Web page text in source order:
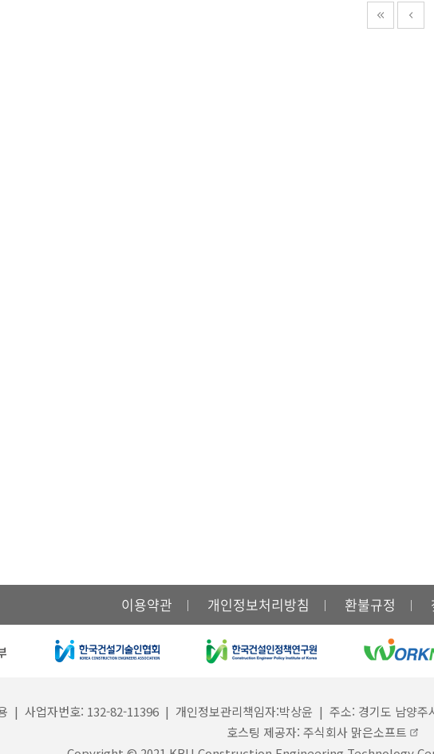
이용약관 개인정보처리방침 환불규정
| 사업자번호: 132-82-11396 | 개인정보관리책임자:박상윤 | 주소: 경기도 남양
호스팅 제공자: 주식회사 맑은소프트